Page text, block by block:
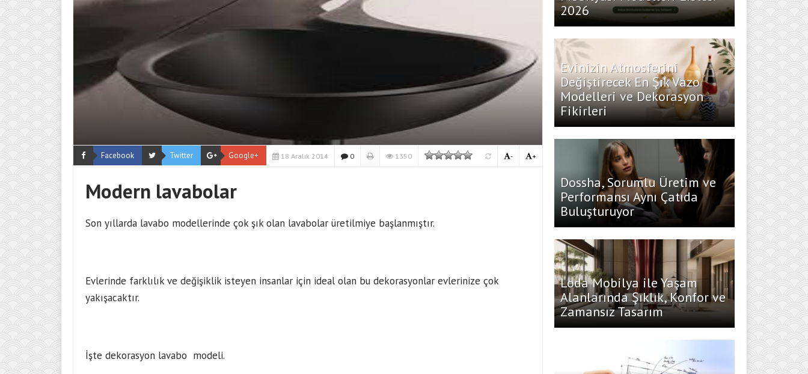
Facebook Twitter Google+ 18 Aralık 2014 0 1350 +
-
Modern lavabolar
Son yıllarda lavabo modellerinde çok şık olan lavabolar üretilmiye başlanmıştır.
Evlerinde farklılık ve değişiklik isteyen insanlar için ideal olan bu dekorasyonlar evlerinize çok
yakışacaktır.
İşte dekorasyon lavabo modeli.
2026
Evinizin Atmosferini
Değiştirecek En Şık Vazo
Modelleri ve Dekorasyon
Fikirleri
Dossha, Sorumlu Üretim ve
Performansı Aynı Çatıda
Buluşturuyor
Loda Mobilya ile Yaşam
Alanlarında Şıklık, Konfor ve
Zamansız Tasarım